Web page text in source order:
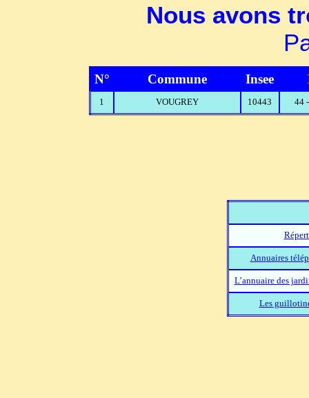
Nous avons
N° Commune Insee
1 VOUGREY 10443 44
Annuaires
L’annuaire des
Les